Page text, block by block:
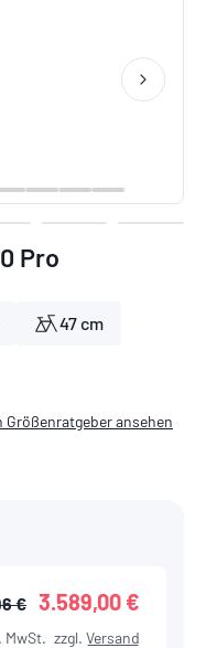
Pro
47 cm
Größenratgeber ansehen
€ 3.589,00 €
MwSt. zzgl. Versand